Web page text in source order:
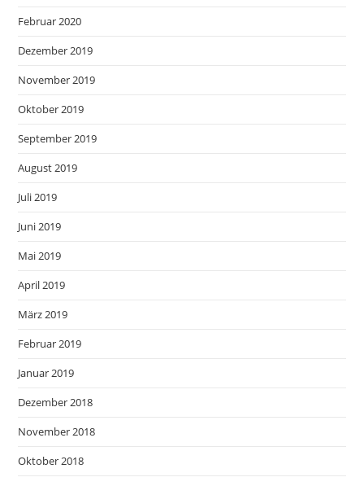
Februar 2020
Dezember 2019
November 2019
Oktober 2019
September 2019
August 2019
Juli 2019
Juni 2019
Mai 2019
April 2019
März 2019
Februar 2019
Januar 2019
Dezember 2018
November 2018
Oktober 2018